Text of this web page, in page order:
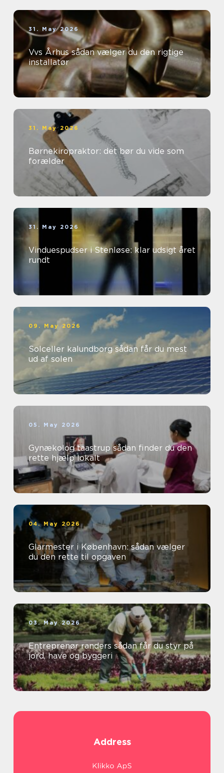
31. May 2026
Vvs Århus sådan vælger du den rigtige
installatør
31. May 2026
Børnekiropraktor: det bør du vide som
forælder
31. May 2026
Vinduespudser i Stenløse: klar udsigt året
rundt
09. May 2026
Solceller kalundborg sådan får du mest
ud af solen
05. May 2026
Gynækolog taastrup sådan finder du den
rette hjælp lokalt
04. May 2026
Glarmester i København: sådan vælger
du den rette til opgaven
03. May 2026
Entreprenør randers sådan får du styr på
jord, have og byggeri
Address